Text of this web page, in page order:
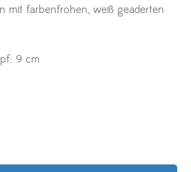
mit farbenfrohen, weiß geaderten
9 cm